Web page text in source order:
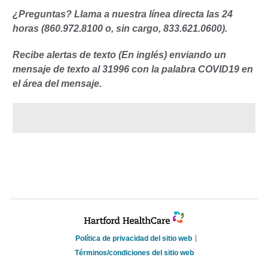
¿Preguntas? Llama a nuestra línea directa las 24
horas (860.972.8100 o, sin cargo, 833.621.0600).
Recibe alertas de texto (En inglés) enviando un
mensaje de texto al 31996 con la palabra COVID19 en
el área del mensaje.
Política de privacidad del sitio web
Términos/condiciones del sitio web